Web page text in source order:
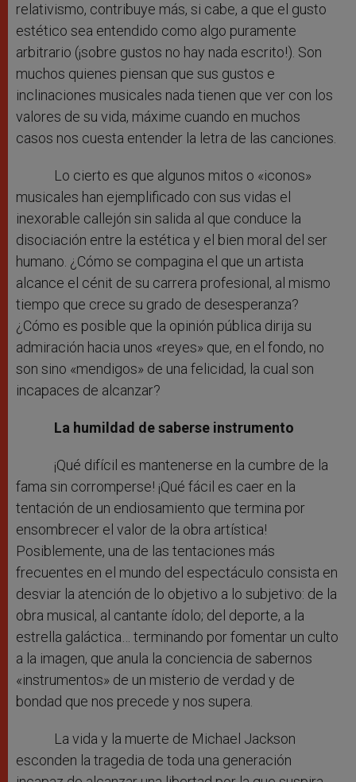
relativismo, contribuye más, si cabe, a que el gusto
estético sea entendido como algo puramente
arbitrario (¡sobre gustos no hay nada escrito!). Son
muchos quienes piensan que sus gustos e
inclinaciones musicales nada tienen que ver con los
valores de su vida, máxime cuando en muchos
casos nos cuesta entender la letra de las canciones.
Lo cierto es que algunos mitos o «iconos»
musicales han ejemplificado con sus vidas el
inexorable callejón sin salida al que conduce la
disociación entre la estética y el bien moral del ser
humano. ¿Cómo se compagina el que un artista
alcance el cénit de su carrera profesional, al mismo
tiempo que crece su grado de desesperanza?
¿Cómo es posible que la opinión pública dirija su
admiración hacia unos «reyes» que, en el fondo, no
son sino «mendigos» de una felicidad, la cual son
incapaces de alcanzar?
La humildad de saberse instrumento
¡Qué difícil es mantenerse en la cumbre de la
fama sin corromperse! ¡Qué fácil es caer en la
tentación de un endiosamiento que termina por
ensombrecer el valor de la obra artística!
Posiblemente, una de las tentaciones más
frecuentes en el mundo del espectáculo consista en
desviar la atención de lo objetivo a lo subjetivo: de la
obra musical, al cantante ídolo; del deporte, a la
estrella galáctica… terminando por fomentar un culto
a la imagen, que anula la conciencia de sabernos
«instrumentos» de un misterio de verdad y de
bondad que nos precede y nos supera.
La vida y la muerte de Michael Jackson
esconden la tragedia de toda una generación